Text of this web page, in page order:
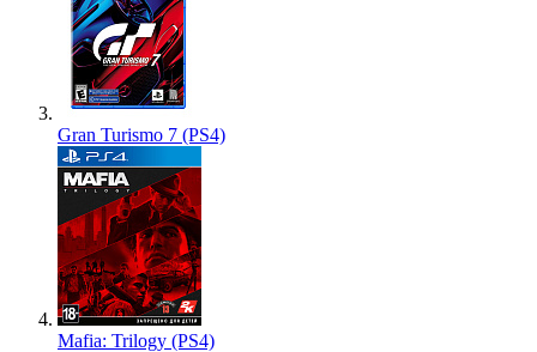
Gran Turismo 7 (PS4)
Mafia: Trilogy (PS4)